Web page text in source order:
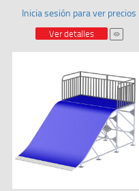
Inicia sesión para ver precios
Ver detalles